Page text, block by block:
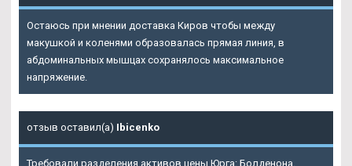
Остаюсь при мнении доставка Киров чтобы между
макушкой и коленями образовалась прямая линия, в
абдоминальных мышцах сохранялось максимальное
напряжение.
отзыв оставил(а) Ibicenko
Требовали разделения активов цены Юрга: Болденона.